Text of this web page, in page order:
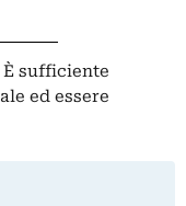
sufficiente
ed essere